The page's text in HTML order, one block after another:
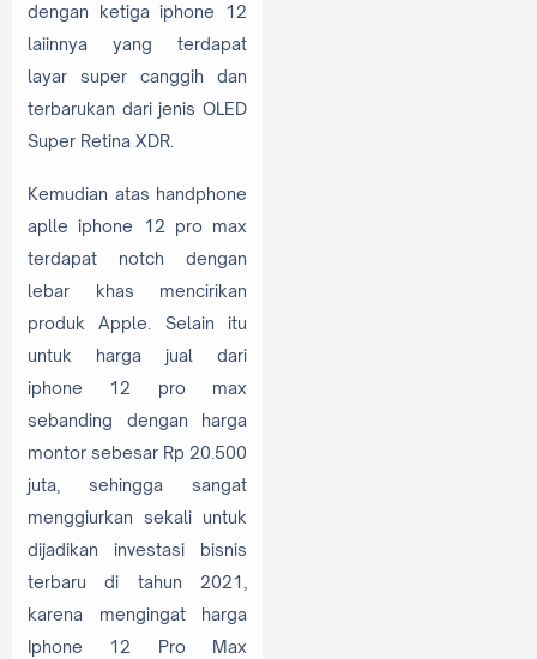
dengan ketiga iphone 12
laiinnya yang terdapat
layar super canggih dan
terbarukan dari jenis OLED
Super Retina XDR.
Kemudian atas handphone
aplle iphone 12 pro max
terdapat notch dengan
lebar khas mencirikan
produk Apple. Selain itu
untuk harga jual dari
iphone 12 pro max
sebanding dengan harga
montor sebesar Rp 20.500
juta, sehingga sangat
menggiurkan sekali untuk
dijadikan investasi bisnis
terbaru di tahun 2021,
karena mengingat harga
Iphone 12 Pro Max